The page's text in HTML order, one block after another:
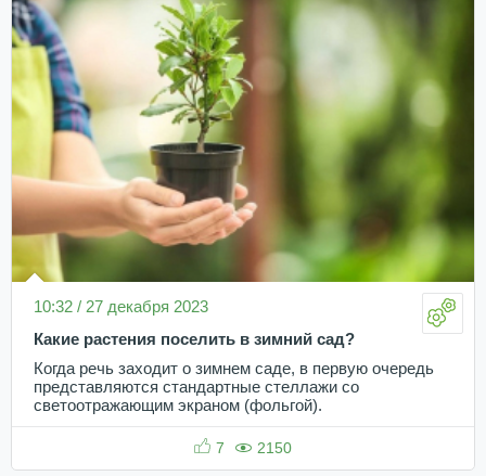
10:32 / 27 декабря 2023
Какие растения поселить в зимний сад?
Когда речь заходит о зимнем саде, в первую очередь
представляются стандартные стеллажи со
светоотражающим экраном (фольгой).
7 2150